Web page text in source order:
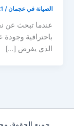
الصيانة في عجمان/
21
عندما تبحث عن
باحترافية
الذي يفرض […]